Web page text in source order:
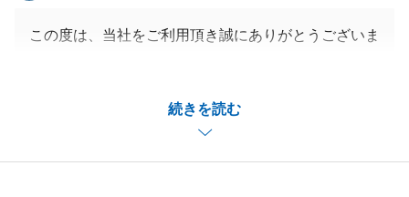
続きを読む
この度は、当社をご利用頂き誠にありがとうございま
ご契約日当日にお話が無くなった時は、大変申し訳無
い気持ちでいっぱいでしたが、その後無事にお取引を